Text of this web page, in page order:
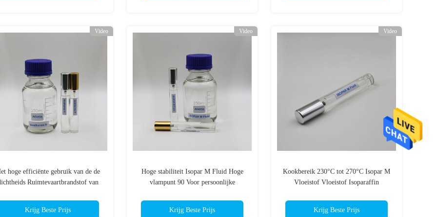
Video
hoge efficiënte gebruik van de de
Ruimtevaartbrandstof van
Krijg Beste Prijs
Video
Hoge stabiliteit Isopar M Fluid Hoge
vlampunt 90 Voor persoonlijke
Krijg Beste Prijs
Video
Kookbereik 230°C tot 270°C Isopar M
Vloeistof Vloeistof Isoparaffin
Krijg Beste Prijs